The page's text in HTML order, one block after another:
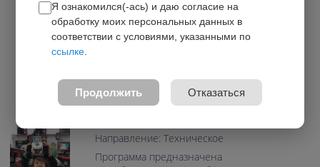
Образовательная и
спортивная робототехника 9-
13 лет Гудвин
Направление: Техническое
Программа предназначена
Я ознакомился(-ась) и даю согласие на
обработку моих персональных данных в
соответствии с условиями, указанными по
ссылке
Продолжить Отказаться